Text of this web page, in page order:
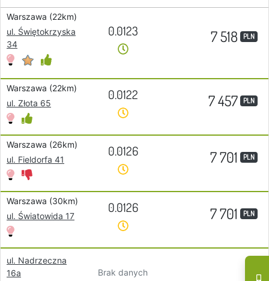
Warszawa (22km)
ul. Świętokrzyska
34
0.0123 7 518 PLN
Warszawa (22km)
ul. Złota 65
0.0122 7 457 PLN
Warszawa (26km)
ul. Fieldorfa 41
0.0126 7 701 PLN
Warszawa (30km)
ul. Światowida 17
0.0126 7 701 PLN
ul. Nadrzeczna
16a
Brak danych